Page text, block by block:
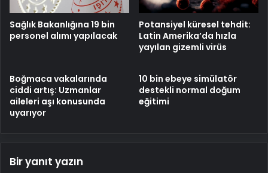
Sağlık Bakanlığına 19 bin
personel alımı yapılacak
Potansiyel küresel tehdit:
Latin Amerika’da hızla
yayılan gizemli virüs
Boğmaca vakalarında
ciddi artış: Uzmanlar
aileleri aşı konusunda
uyarıyor
10 bin ebeye simülatör
destekli normal doğum
eğitimi
Bir yanıt yazın